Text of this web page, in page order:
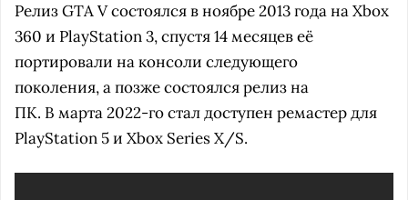
Релиз GTA V состоялся в ноябре 2013 года на Xbox
360 и PlayStation 3, спустя 14 месяцев её
портировали на консоли следующего
поколения, а позже состоялся релиз на
ПК. В марта 2022-го стал доступен ремастер для
PlayStation 5 и Xbox Series X/S.